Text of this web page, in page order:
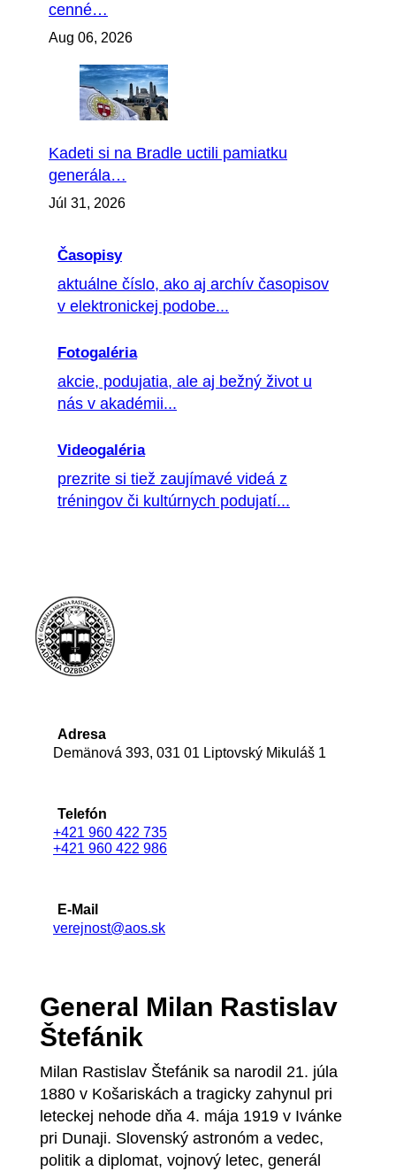
cenné…
Aug 06, 2026
Kadeti si na Bradle uctili pamiatku
generála…
Júl 31, 2026
Časopisy
aktuálne číslo, ako aj archív časopisov
v elektronickej podobe...
Fotogaléria
akcie, podujatia, ale aj bežný život u
nás v akadémii...
Videogaléria
prezrite si tiež zaujímavé videá z
tréningov či kultúrnych podujatí...
Adresa
Demänová 393, 031 01 Liptovský Mikuláš 1
Telefón
+421 960 422 735
+421 960 422 986
E-Mail
verejnost@aos.sk
General Milan Rastislav
Štefánik
Milan Rastislav Štefánik sa narodil 21. júla
1880 v Košariskách a tragicky zahynul pri
leteckej nehode dňa 4. mája 1919 v Ivánke
pri Dunaji. Slovenský astronóm a vedec,
politik a diplomat, vojnový letec, generál